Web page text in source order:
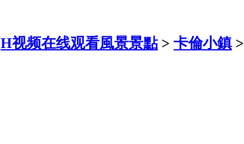
H视频在线观看風景景點> 卡倫小鎮>